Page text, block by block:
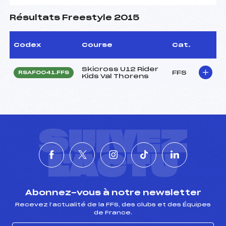
Résultats Freestyle 2015
Codex Course Cat.
RSAF0041.FFS
Skicross U12 Rider
Kids Val Thorens
FFS
SUIVEZ
L'ACTU
Abonnez-vous à notre newsletter
Recevez l’actualité de la FFS, des clubs et des Équipes
de France.